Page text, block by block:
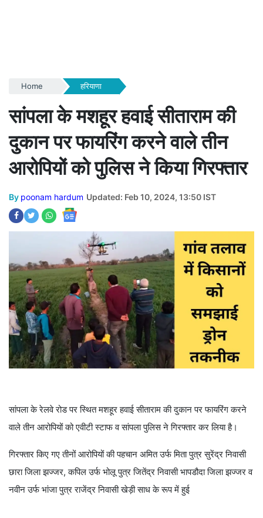
Home हरियाणा
सांपला के मशहूर हवाई सीताराम की
दुकान पर फायरिंग करने वाले तीन
आरोपियों को पुलिस ने किया गिरफ्तार
By poonam hardum Updated: Feb 10, 2024, 13:50 IST
सांपला के रेलवे रोड पर स्थित मशहूर हवाई सीताराम की दुकान पर फायरिंग करने
वाले तीन आरोपियों को एवीटी स्टाफ व सांपला पुलिस ने गिरफ्तार कर लिया है।
गिरफ्तार किए गए तीनों आरोपियों की पहचान अमित उर्फ मिता पुत्र सुरेंद्र निवासी
छारा जिला झज्जर, कपिल उर्फ भोलू पुत्र जितेंद्र निवासी भापडौदा जिला झज्जर व
नवीन उर्फ भांजा पुत्र राजेंद्र निवासी खेड़ी साध के रूप में हुई